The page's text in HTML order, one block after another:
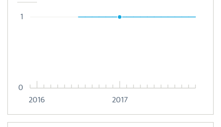
2016 2017
0
1